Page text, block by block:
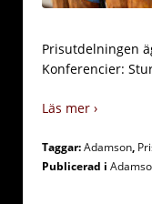
Prisutdelningen
Konferencier:
Läs mer ›
Taggar:Adamson,
Publicerad i